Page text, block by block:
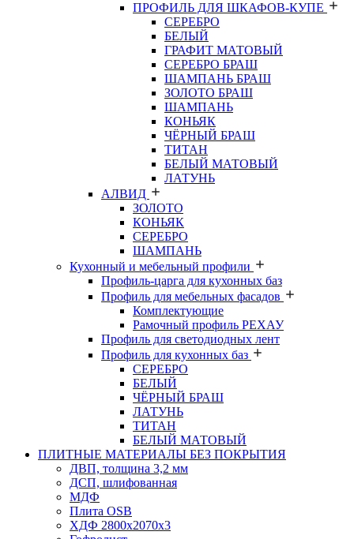
ПРОФИЛЬ ДЛЯ ШКАФОВ-КУПЕ
СЕРЕБРО
БЕЛЫЙ
ГРАФИТ МАТОВЫЙ
СЕРЕБРО БРАШ
ШАМПАНЬ БРАШ
ЗОЛОТО БРАШ
ШАМПАНЬ
КОНЬЯК
ЧЁРНЫЙ БРАШ
ТИТАН
БЕЛЫЙ МАТОВЫЙ
ЛАТУНЬ
АЛВИД
ЗОЛОТО
КОНЬЯК
СЕРЕБРО
ШАМПАНЬ
Кухонный и мебельный профили
Профиль-царга для кухонных баз
Профиль для мебельных фасадов
Комплектующие
Рамочный профиль РЕХАУ
Профиль для светодиодных лент
Профиль для кухонных баз
СЕРЕБРО
БЕЛЫЙ
ЧЁРНЫЙ БРАШ
ЛАТУНЬ
ТИТАН
БЕЛЫЙ МАТОВЫЙ
ПЛИТНЫЕ МАТЕРИАЛЫ БЕЗ ПОКРЫТИЯ
ДВП, толщина 3,2 мм
ДСП, шлифованная
МДФ
Плита OSB
ХДФ 2800х2070х3